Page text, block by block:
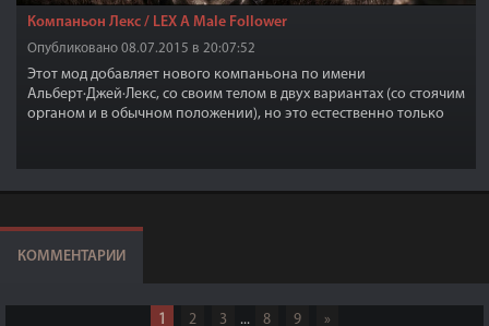
Компаньон Лекс / LEX A Male Follower
Опубликовано 08.07.2015 в 20:07:52
Этот мод добавляет нового компаньона по имени
Альберт·Джей·Лекс, со своим телом в двух вариантах (со стоячим
органом и в обычном положении), но это естественно только
КОММЕНТАРИИ
1 2 3 ... 8 9 »